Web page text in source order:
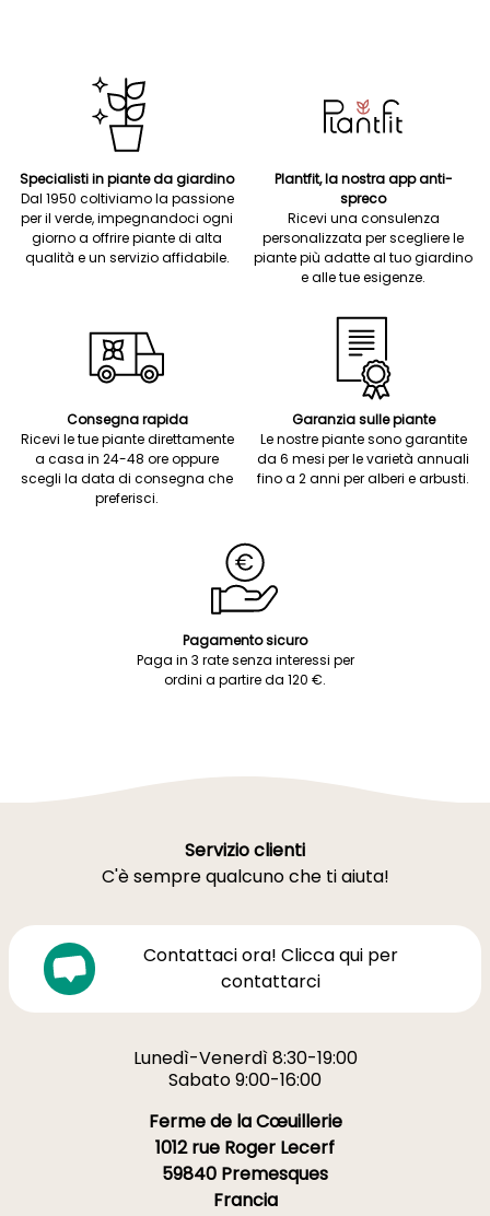
Specialisti in piante da giardino
Dal 1950 coltiviamo la passione
per il verde, impegnandoci ogni
giorno a offrire piante di alta
qualità e un servizio affidabile.
Plantfit, la nostra app anti-
spreco
Ricevi una consulenza
personalizzata per scegliere le
piante più adatte al tuo giardino
e alle tue esigenze.
Consegna rapida
Ricevi le tue piante direttamente
a casa in 24-48 ore oppure
scegli la data di consegna che
preferisci.
Garanzia sulle piante
Le nostre piante sono garantite
da 6 mesi per le varietà annuali
fino a 2 anni per alberi e arbusti.
Pagamento sicuro
Paga in 3 rate senza interessi per
ordini a partire da 120 €.
Servizio clienti
C'è sempre qualcuno che ti aiuta!
Contattaci ora! Clicca qui per
contattarci
Lunedì-Venerdì 8:30-19:00
Sabato 9:00-16:00
Ferme de la Cœuillerie
1012 rue Roger Lecerf
59840 Premesques
Francia